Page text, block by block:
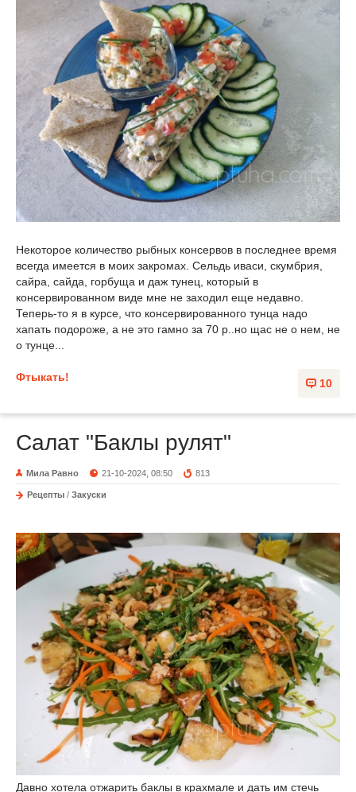
Некоторое количество рыбных консервов в последнее время
всегда имеется в моих закромах. Сельдь иваси, скумбрия,
сайра, сайда, горбуща и даж тунец, который в
консервированном виде мне не заходил еще недавно.
Теперь-то я в курсе, что консервированного тунца надо
хапать подороже, а не это гамно за 70 р..но щас не о нем, не
о тунце...
10
Фтыкать!
Салат "Баклы рулят"
Мила Равно 21-10-2024, 08:50 813
Рецепты / Закуски
Давно хотела отжарить баклы в крахмале и дать им стечь